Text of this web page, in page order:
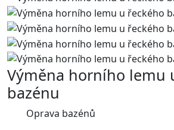
Výměna horního lemu
bazénu
Oprava bazénů